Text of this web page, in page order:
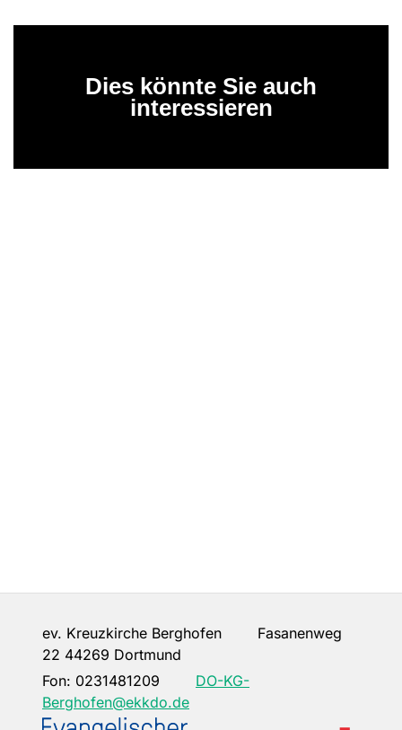
Dies könnte Sie auch
interessieren
ev. Kreuzkirche Berghofen Fasanenweg
22 44269 Dortmund
Fon: 0231481209
DO-KG-
Berghofen@ekkdo.de